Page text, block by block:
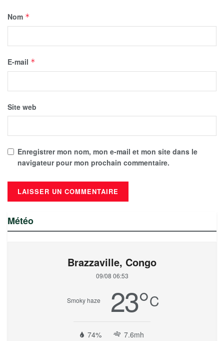
Nom *
E-mail *
Site web
Enregistrer mon nom, mon e-mail et mon site dans le
navigateur pour mon prochain commentaire.
Météo
Brazzaville, Congo
09/08 06:53
Smoky haze 23°C
74% 7.6mh